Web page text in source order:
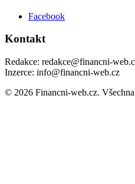
Facebook
Kontakt
Redakce: redakce@financni-
Inzerce: info@financni-web.cz
© 2026 Financni-web.cz.